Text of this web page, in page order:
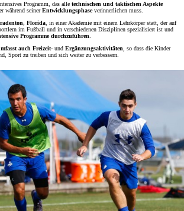
Programm, das alle technischen und taktischen Aspekte
während seinerEntwicklungsphaseverinnerlichen muss.
Florida , in einer Akademie mit einem Lehrkörper statt, der auf
im Fußball und in verschiedenen Disziplinen spezialisiert ist und
Programme durchzuführen
auch Freizeit- und Ergänzungsaktivitäten , so dass die Kinder
Sport zu treiben und sich weiter zu verbessern.